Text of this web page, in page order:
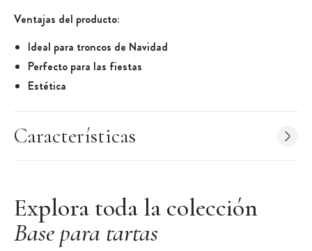
Ventajas del producto:
Ideal para troncos de Navidad
Perfecto para las fiestas
Estética
Características de la base para torta:
Base para tarta
Lote de 50 unidades
Forma: Rectangular con bordes rectos
Dimensión estándar: 30 x 10 cm
Largo útil: 29 cm
Material: Cartón rígido
Características
Explora toda la colección
Base para tartas